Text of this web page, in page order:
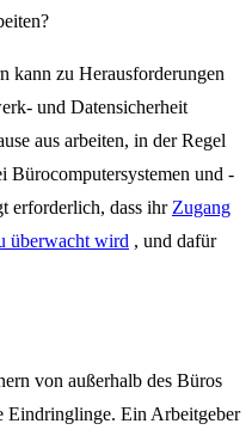
kann zu Herausforderungen
und Datensicherheit
aus arbeiten, in der Regel
Bürocomputersystemen und -
erforderlich, dass ihr Zugang
überwacht wird , und dafür
von außerhalb des Büros
Eindringlinge. Ein Arbeitgeber